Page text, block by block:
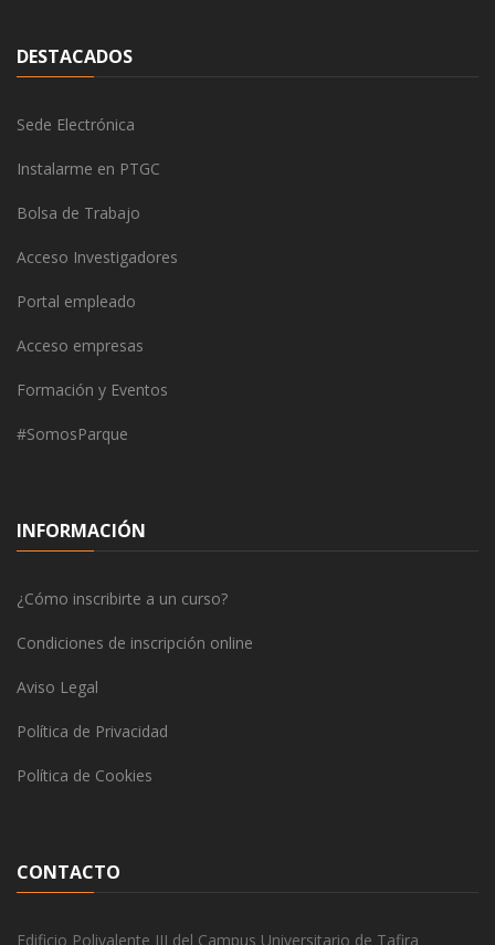
DESTACADOS
Sede Electrónica
Instalarme en PTGC
Bolsa de Trabajo
Acceso Investigadores
Portal empleado
Acceso empresas
Formación y Eventos
#SomosParque
INFORMACIÓN
¿Cómo inscribirte a un curso?
Condiciones de inscripción online
Aviso Legal
Política de Privacidad
Política de Cookies
CONTACTO
Edificio Polivalente III del Campus Universitario de Tafira